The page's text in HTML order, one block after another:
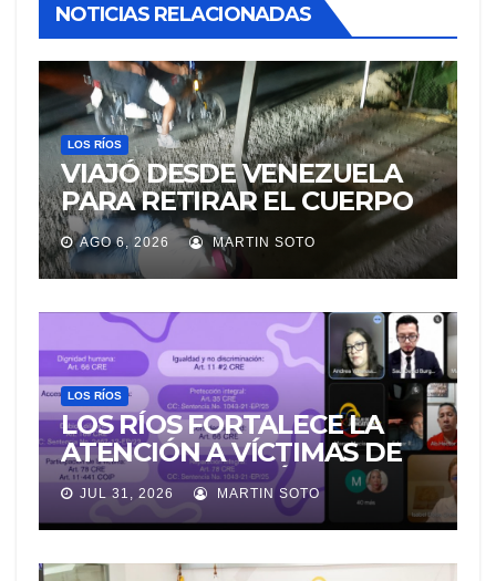
NOTICIAS RELACIONADAS
LOS RÍOS
VIAJÓ DESDE VENEZUELA
PARA RETIRAR EL CUERPO
DE SU MARIDO QUE
PERMANECIÓ SEIS DÍAS EN
LA MORGUE
AGO 6, 2026 MARTIN SOTO
LOS RÍOS
LOS RÍOS FORTALECE LA
ATENCIÓN A VÍCTIMAS DE
VIOLENCIA DE GÉNERO
PARA EVITAR LA
REVICTIMIZACIÓN
JUL 31, 2026 MARTIN SOTO